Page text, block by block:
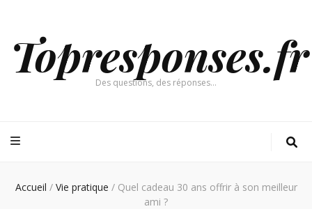
Topresponses.fr
Des questions, des réponses…
Accueil / Vie pratique / Quel cadeau 30 ans offrir à son meilleur
ami ?